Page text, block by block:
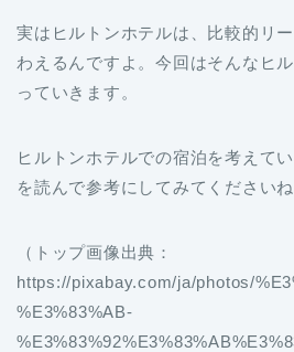
実はヒルトンホテルは、比較的リ
わえるんですよ。今回はそんなヒ
っていきます。
ヒルトンホテルでの宿泊を考えて
を読んで参考にしてみてくださいね
（トップ画像出典：
https://pixabay.com/ja/photos/
%E3%83%AB-